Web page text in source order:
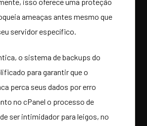
ameaças antes mesmo que
servidor específico.
o sistema de backups do
para garantir que o
perca seus dados por erro
no cPanel o processo de
ser intimidador para leigos, no